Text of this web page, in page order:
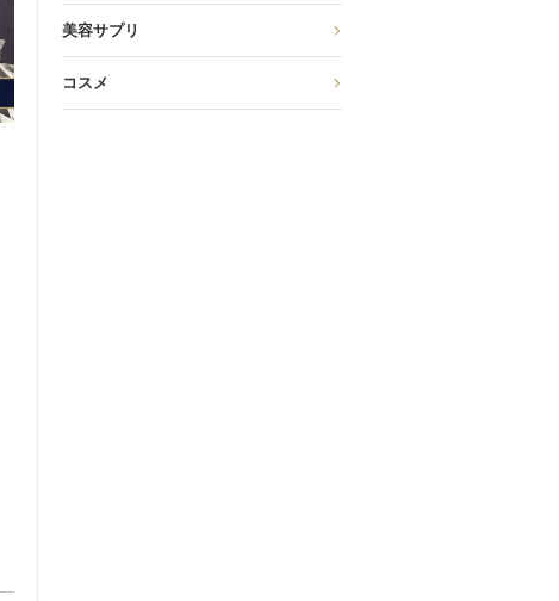
美容サプリ
コスメ